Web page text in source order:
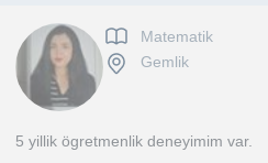
Matematik
Gemlik
5 yillik ögretmenlik deneyimim var.